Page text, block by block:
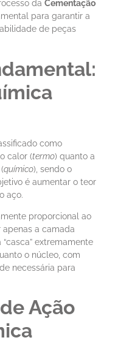
da Cementação
para garantir a
de peças
como
calor (termo) quanto a
químico), sendo o
é aumentar o teor
aço.
proporcional ao
apenas a camada
extremamente
o núcleo, com
necessária para
Ação